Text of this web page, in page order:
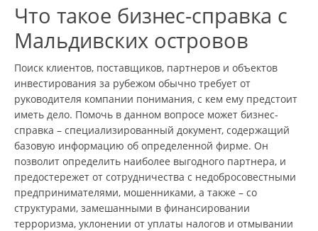
Что такое бизнес-справка с
Мальдивских островов
Поиск клиентов, поставщиков, партнеров и объектов
инвестирования за рубежом обычно требует от
руководителя компании понимания, с кем ему предстоит
иметь дело. Помочь в данном вопросе может бизнес-
справка – специализированный документ, содержащий
базовую информацию об определенной фирме. Он
позволит определить наиболее выгодного партнера, и
предостережет от сотрудничества с недобросовестными
предпринимателями, мошенниками, а также – со
структурами, замешанными в финансировании
терроризма, уклонении от уплаты налогов и отмывании